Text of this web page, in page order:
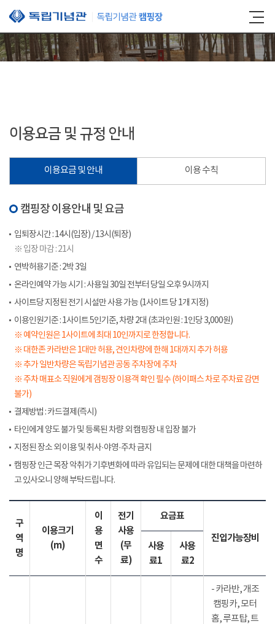
본문 바로가기
이용요금 및 규정 안내
이용요금 및 안내 이용 수칙
캠핑장 이용안내 및 요금
입퇴장시간 : 14시(입장) / 13시(퇴장)
※ 입장 마감 : 21시
연박허용기준 : 2박 3일
온라인예약 가능 시기 : 사용일 30일 전부터 당일 오후 9시까지
사이트당 지정된 전기 시설만 사용 가능 (1사이트 당 1개 지정)
이용인원기준 : 1사이트 5인기준, 차량 2대 (초과인원 : 1인당 3,000원)
※ 예약인원은 1사이트에 최대 10인까지로 한정합니다.
※ 대한존 카라반은 1대만 허용, 견인차량에 한해 1대까지 추가 허용
※ 추가 일반차량은 독립기념관 공동 주차장에 주차
※ 주차 매표소 직원에게 갬핑장 이용객 확인 필수 (하이패스 차로 주차료 감면
불가)
결제방법 : 카드결제(즉시)
타인에게 양도 불가 및 등록된 차량 외 캠핑장 내 입장 불가
지정된 장소 외 이용 및 취사·야영·주차 금지
캠핑장 인근 목장 악취가 기후변화에 따라 유입되는 문제에 대한 대책을 마련하
고 있사오니 양해 부탁드립니다.
구
역
명
이용크기
(m)
이
용
면
수
전기
사용
(무
료)
요금표
진입가능장비
사용
료1
사용
료2
- 카라반, 개조
캠핑카, 모터
홈, 루프탑, 트